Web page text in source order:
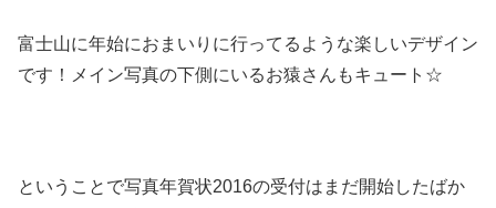
富士山に年始におまいりに行ってるような楽しいデザイン
です！メイン写真の下側にいるお猿さんもキュート☆
ということで写真年賀状2016の受付はまだ開始したばか